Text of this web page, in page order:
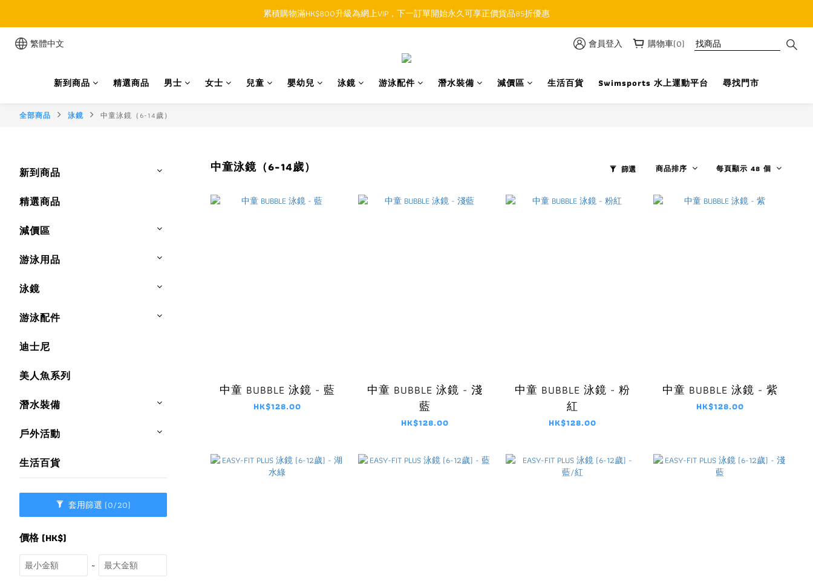
順豐香港SFHK APP取件通知功能將取代SMS短訊
累積購物滿HK$800升級為網上VIP，下一訂單開始永久可享正價貨品85折優惠
繁體中文 會員登入 購物車(0)
新到商品 精選商品 男士 女士 兒童 嬰幼兒 泳鏡 游泳配件 潛水裝備 減價區 生活百貨 Swimsports 水上運動平台 尋找門市
全部商品 泳鏡 中童泳鏡（6-14歲）
新到商品
精選商品
減價區
游泳用品
泳鏡
游泳配件
迪士尼
美人魚系列
潛水裝備
戶外活動
生活百貨
套用篩選 (0/20)
價格 (HK$)
~
中童泳鏡（6-14歲） 篩選 商品排序 每頁顯示 48 個
中童 BUBBLE 泳鏡 - 藍
HK$128.00
中童 BUBBLE 泳鏡 - 淺
藍
HK$128.00
中童 BUBBLE 泳鏡 - 粉
紅
HK$128.00
中童 BUBBLE 泳鏡 - 紫
HK$128.00